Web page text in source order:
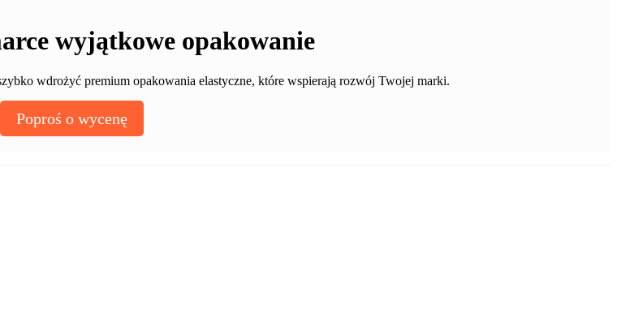
wyjątkowe opakowanie
wdrożyć premium opakowania elastyczne, które wspierają rozwój Twojej marki.
Poproś o wycenę